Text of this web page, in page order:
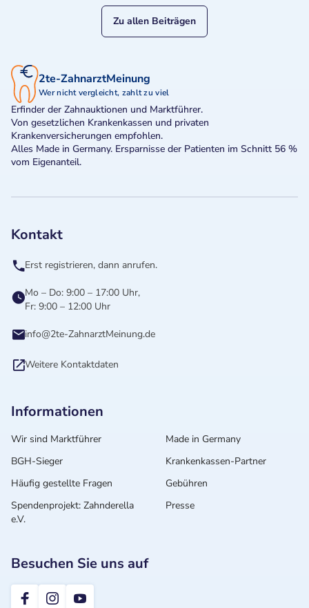
Zu allen Beiträgen
2te-ZahnarztMeinung
Wer nicht vergleicht, zahlt zu viel
Erfinder der Zahnauktionen und Marktführer.
Von gesetzlichen Krankenkassen und privaten
Krankenversicherungen empfohlen.
Alles Made in Germany. Ersparnisse der Patienten im Schnitt 56 %
vom Eigenanteil.
Kontakt
Erst registrieren, dann anrufen.
Mo – Do: 9:00 – 17:00 Uhr,
Fr: 9:00 – 12:00 Uhr
info@2te-ZahnarztMeinung.de
Weitere Kontaktdaten
Informationen
Wir sind Marktführer
Made in Germany
BGH-Sieger
Krankenkassen-Partner
Häufig gestellte Fragen
Gebühren
Spendenprojekt: Zahnderella
e.V.
Presse
Besuchen Sie uns auf